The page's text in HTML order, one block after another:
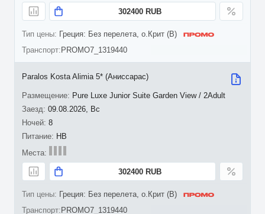
302400 RUB
Греция: Без перелета, о.Крит (B)
PROMO7_1319440
09.08.2026, Вс
8
Paralos Kosta Alimia 5* (Аниссарас)
Pure Luxe Junior Suite Garden View / 2Adult
HB
302400 RUB
Греция: Без перелета, о.Крит (B)
PROMO7_1319440